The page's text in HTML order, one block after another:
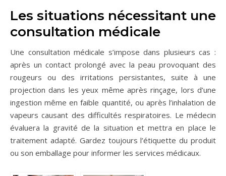
Les situations nécessitant une
consultation médicale
Une consultation médicale s’impose dans plusieurs cas :
après un contact prolongé avec la peau provoquant des
rougeurs ou des irritations persistantes, suite à une
projection dans les yeux même après rinçage, lors d’une
ingestion même en faible quantité, ou après l’inhalation de
vapeurs causant des difficultés respiratoires. Le médecin
évaluera la gravité de la situation et mettra en place le
traitement adapté. Gardez toujours l’étiquette du produit
ou son emballage pour informer les services médicaux.